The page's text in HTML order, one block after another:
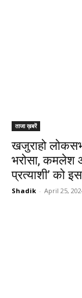
ताजा ख़बरें
खजुराहो
भरोसा, कमलेश
प्रत्याशी’ को
Shadik - April 25,